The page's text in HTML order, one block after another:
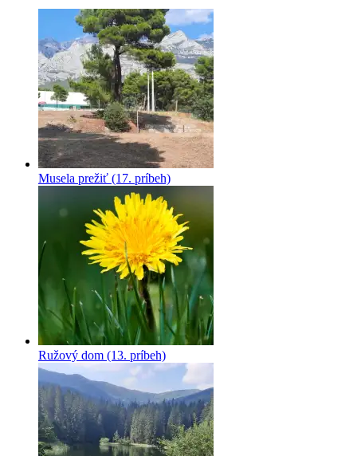
Musela prežiť (17. príbeh)
Ružový dom (13. príbeh)